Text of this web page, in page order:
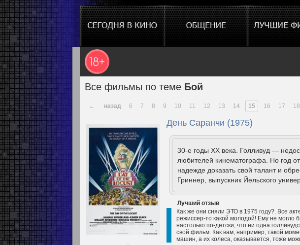
Все фильмы по теме Бой
← назад 6 7 8 9 10 11 12 13 14 15 16 17 18
День Саранчи (1975)
30-е годы XX века. Голливуд —
любителей кинематографа. Но год
надежде доказать свой талант и
Гриннер, выпускник Йельского
Лучший отзыв
Как же они сняли ЭТО в 1975 году?. Все
режиссер-то какой молодой! Ему не могло
настолько по-детски, что ни одна
свой фильм. Как вам, например, такой
машин, а их колеса, оказывается, тоже